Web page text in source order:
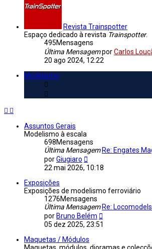
Revista Trainspotter
Espaço dedicado à revista Trainspotter.
495Mensagens
Última MensagemporCarlos
20 ago 2024, 12:22
Modelismo
Assuntos Gerais
Modelismo à escala
698Mensagens
Última Mensagem Re: Engates
porGiugiaro
a
22 mai 2026, 10:18
Exposições
Exposições de modelismo ferroviário
1276Mensagens
Última Mensagem Re:
por Bruno Belém
05 dez 2025, 23:51
Maquetas / Módulos